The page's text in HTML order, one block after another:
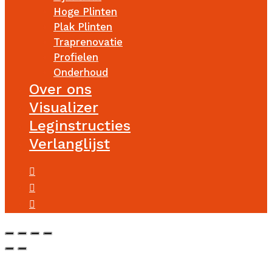
Hoge Plinten
Plak Plinten
Traprenovatie
Profielen
Onderhoud
Over ons
Visualizer
Leginstructies
Verlanglijst
facebook
instagram
phone